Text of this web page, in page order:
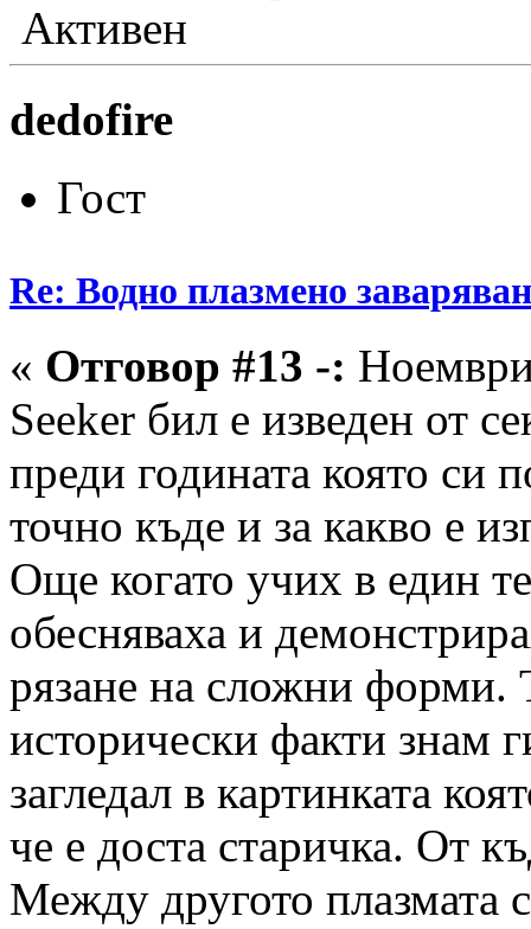
Активен
dedofire
Гост
Re: Водно плазмено
« Отговор #13 -:
Seeker бил е изведен от
преди годината която си
точно къде и за какво е
Още когато учих в един
обесняваха и
рязане на сложни форми.
исторически факти знам
загледал в картинката
че е доста старичка. От
Между другото плазмата